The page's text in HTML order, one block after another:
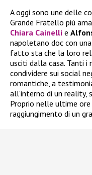
A oggi sono une delle
Grande Fratello più
Chiara Cainelli e
napoletano doc con
fatto sta che la loro
usciti dalla casa. Tanti
condividere sui social
romantiche, a
all’interno di un reality,
Proprio nelle ultime
raggiungimento di un